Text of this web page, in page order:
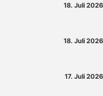
18. Juli 2026
18. Juli 2026
17. Juli 2026